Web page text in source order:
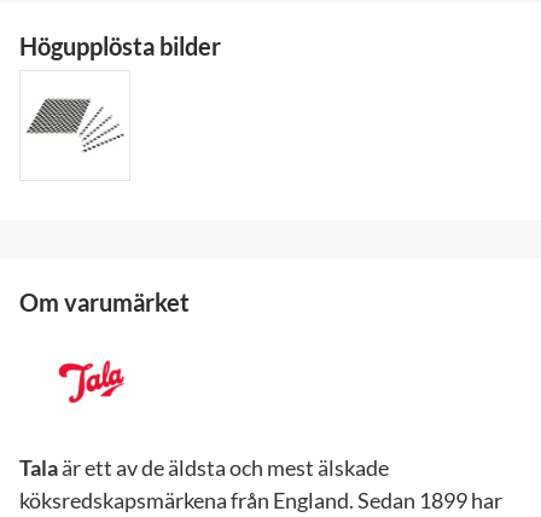
Högupplösta bilder
Om varumärket
Talaär ett av de äldsta och mest älskade
köksredskapsmärkena från England. Sedan 1899 har